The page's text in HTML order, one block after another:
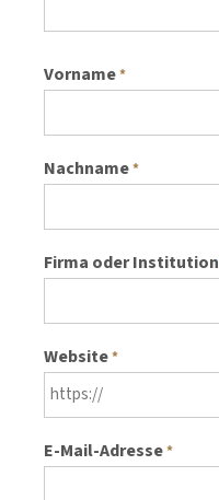
Vorname*
Nachname*
Firma oder Institution
Website*
E-Mail-Adresse*